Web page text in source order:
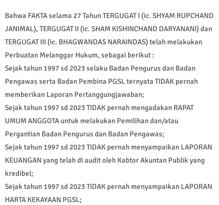
Bahwa FAKTA selama 27 Tahun TERGUGAT I (ic. SHYAM RUPCHAND
JANIMAL), TERGUGAT II (ic. SHAM KISHINCHAND DARYANANI) dan
TERGUGAT III (ic. BHAGWANDAS NARAINDAS) telah melakukan
Perbuatan Melanggar Hukum, sebagai berikut :
Sejak tahun 1997 sd 2023 selaku Badan Pengurus dan Badan
Pengawas serta Badan Pembina PGSL ternyata TIDAK pernah
memberikan Laporan Pertanggungjawaban;
Sejak tahun 1997 sd 2023 TIDAK pernah mengadakan RAPAT
UMUM ANGGOTA untuk melakukan Pemilihan dan/atau
Pergantian Badan Pengurus dan Badan Pengawas;
Sejak tahun 1997 sd 2023 TIDAK pernah menyampaikan LAPORAN
KEUANGAN yang telah di audit oleh Kabtor Akuntan Publik yang
kredibel;
Sejak tahun 1997 sd 2023 TIDAK pernah menyampaikan LAPORAN
HARTA KEKAYAAN PGSL;